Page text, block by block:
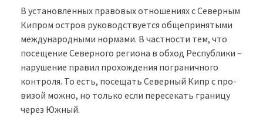
В установленных правовых отношениях с Северным
Кипром остров руководствуется общепринятыми
международными нормами. В частности тем, что
посещение Северного региона в обход Республики –
нарушение правил прохождения пограничного
контроля. То есть, посещать Северный Кипр с про-
визой можно, но только если пересекать границу
через Южный.